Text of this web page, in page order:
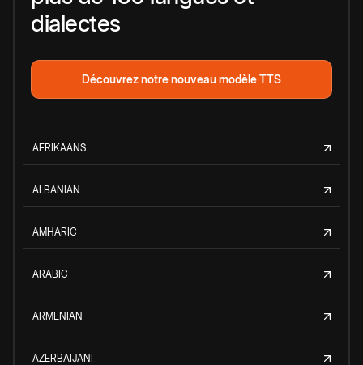
dialectes
Découvrez notre nouveau modèle TTS
AFRIKAANS
ALBANIAN
AMHARIC
ARABIC
ARMENIAN
AZERBAIJANI